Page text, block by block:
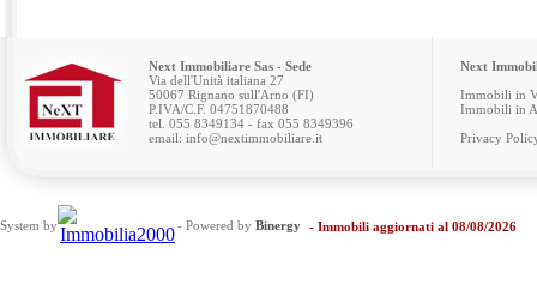
Next Immobiliare Sas - Sede
Via dell'Unità italiana 27
50067 Rignano sull'Arno (FI)
P.IVA/C.F. 04751870488
tel. 055 8349134 - fax 055 8349396
email: info@nextimmobiliare.it
Next
Immobili in
Immobili in
Privacy
System by - Powered by Binergy - Immobili aggiornati al 08/08/2026